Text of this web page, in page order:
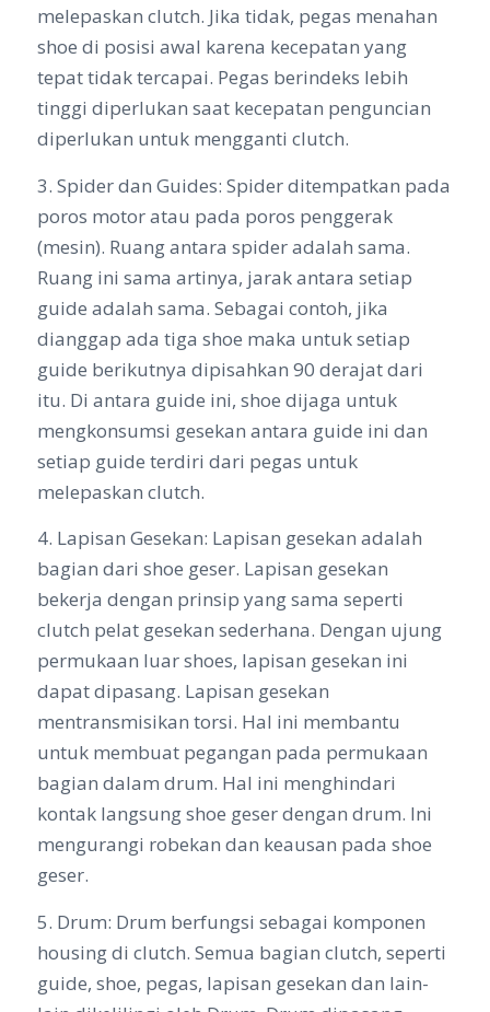
melepaskan clutch. Jika tidak, pegas menahan
shoe di posisi awal karena kecepatan yang
tepat tidak tercapai. Pegas berindeks lebih
tinggi diperlukan saat kecepatan penguncian
diperlukan untuk mengganti clutch.
3. Spider dan Guides: Spider ditempatkan pada
poros motor atau pada poros penggerak
(mesin). Ruang antara spider adalah sama.
Ruang ini sama artinya, jarak antara setiap
guide adalah sama. Sebagai contoh, jika
dianggap ada tiga shoe maka untuk setiap
guide berikutnya dipisahkan 90 derajat dari
itu. Di antara guide ini, shoe dijaga untuk
mengkonsumsi gesekan antara guide ini dan
setiap guide terdiri dari pegas untuk
melepaskan clutch.
4. Lapisan Gesekan: Lapisan gesekan adalah
bagian dari shoe geser. Lapisan gesekan
bekerja dengan prinsip yang sama seperti
clutch pelat gesekan sederhana. Dengan ujung
permukaan luar shoes, lapisan gesekan ini
dapat dipasang. Lapisan gesekan
mentransmisikan torsi. Hal ini membantu
untuk membuat pegangan pada permukaan
bagian dalam drum. Hal ini menghindari
kontak langsung shoe geser dengan drum. Ini
mengurangi robekan dan keausan pada shoe
geser.
5. Drum: Drum berfungsi sebagai komponen
housing di clutch. Semua bagian clutch, seperti
guide, shoe, pegas, lapisan gesekan dan lain-